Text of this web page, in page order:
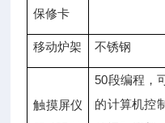
保修卡
移动炉架 不锈钢
触摸屏仪
50段编程，
的计算机控